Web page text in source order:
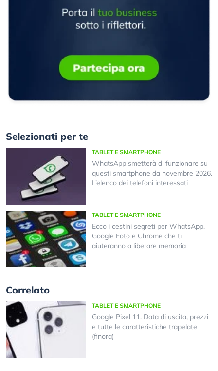
Selezionati per te
TABLET E SMARTPHONE
WhatsApp smetterà di funzionare su
questi smartphone da novembre 2026.
L’elenco dei telefoni interessati
TABLET E SMARTPHONE
Ecco i cestini segreti per WhatsApp,
Google Foto e Chrome che ti
aiuteranno a liberare memoria
Correlato
TABLET E SMARTPHONE
Google Pixel 11. Data di uscita, prezzi
e tutte le caratteristiche trapelate
(finora)